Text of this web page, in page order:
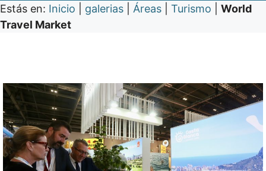
Estás en: Inicio galerias Áreas Turismo
World
Travel Market